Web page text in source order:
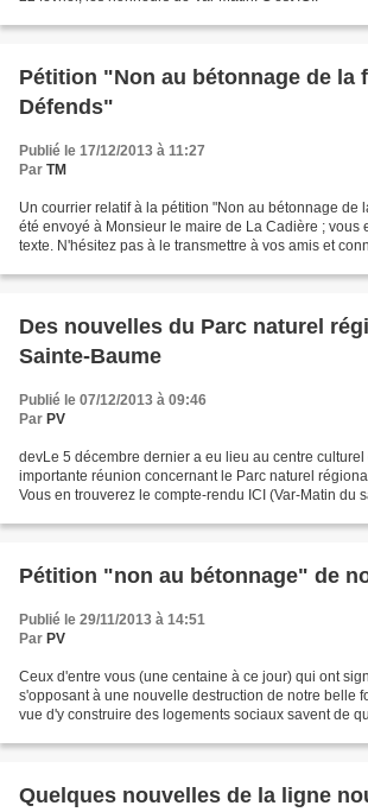
Pétition "Non au bétonnage de la
Défends"
Publié le 17/12/2013 à 11:27
Par TM
Un courrier relatif à la pétition "Non au bétonnage de
été envoyé à Monsieur le maire de La Cadière ; vous
texte. N'hésitez pas à le transmettre à vos amis et
Des nouvelles du Parc naturel
Sainte-Baume
Publié le 07/12/2013 à 09:46
Par PV
devLe 5 décembre dernier a eu lieu au centre
importante réunion concernant le Parc naturel
Vous en trouverez le compte-rendu ICI (Var-Matin du
Pétition "non au bétonnage" de
Publié le 29/11/2013 à 14:51
Par PV
Ceux d'entre vous (une centaine à ce jour) qui ont
s'opposant à une nouvelle destruction de notre belle
vue d'y construire des logements sociaux savent de
Quelques nouvelles de la ligne